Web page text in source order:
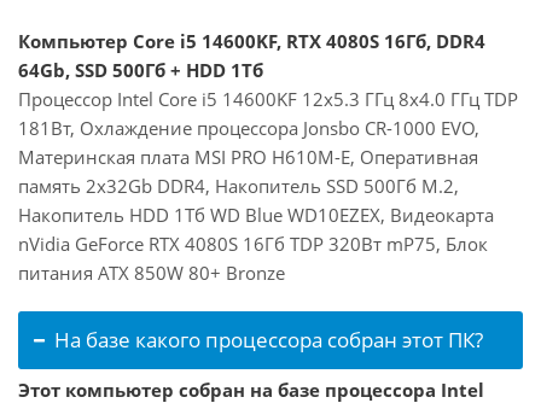
Компьютер Core i5 14600KF, RTX 4080S 16Гб, DDR4
64Gb, SSD 500Гб + HDD 1Тб
Процессор Intel Core i5 14600KF 12x5.3 ГГц 8x4.0 ГГц TDP
181Вт, Охлаждение процессора Jonsbo CR-1000 EVO,
Материнская плата MSI PRO H610M-E, Оперативная
память 2x32Gb DDR4, Накопитель SSD 500Гб M.2,
Накопитель HDD 1Тб WD Blue WD10EZEX, Видеокарта
nVidia GeForce RTX 4080S 16Гб TDP 320Вт mP75, Блок
питания ATX 850W 80+ Bronze
На базе какого процессора собран этот ПК?
Этот компьютер собран на базе процессора Intel